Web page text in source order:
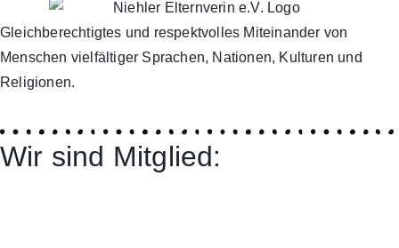
Gleichberechtigtes und respektvolles Miteinander von
Menschen vielfältiger Sprachen, Nationen, Kulturen und
Religionen.
Wir sind Mitglied: